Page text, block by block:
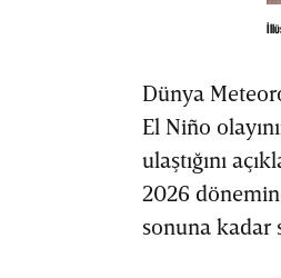
Dünya
El Niño
ulaştığını
2026
sonuna kadar